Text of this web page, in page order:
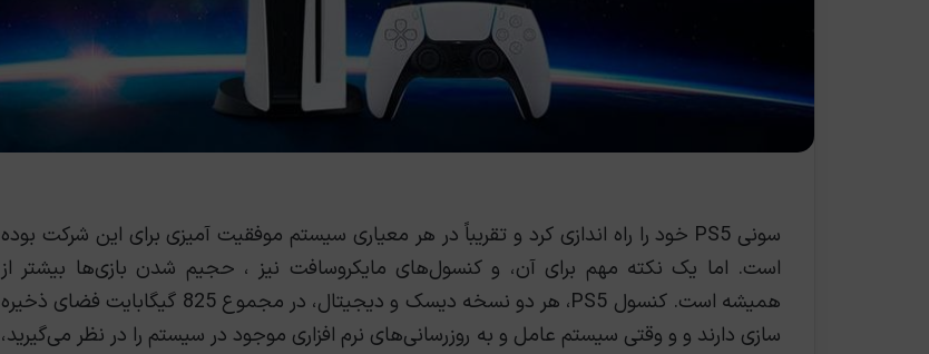
سونی PS5 خود را راه اندازی کرد و تقریباً در هر معیاری سیستم موفقیت آمیزی برای این شرکت بوده
است. اما یک نکته مهم برای آن، و کنسول‌های مایکروسافت نیز ، حجیم شدن بازی‌ها بیشتر از
همیشه است. کنسول PS5، هر دو نسخه دیسک و دیجیتال، در مجموع 825 گیگابایت فضای ذخیره
سازی دارند و و وقتی سیستم عامل و به روزرسانی‌های نرم افزاری موجود در سیستم را در نظر می‌گیرید،